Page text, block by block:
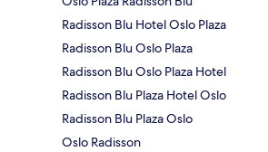
Radisson Blu Hotel Oslo Plaza
Radisson Blu Oslo Plaza
Radisson Blu Oslo Plaza Hotel
Radisson Blu Plaza Hotel Oslo
Radisson Blu Plaza Oslo
Oslo Radisson